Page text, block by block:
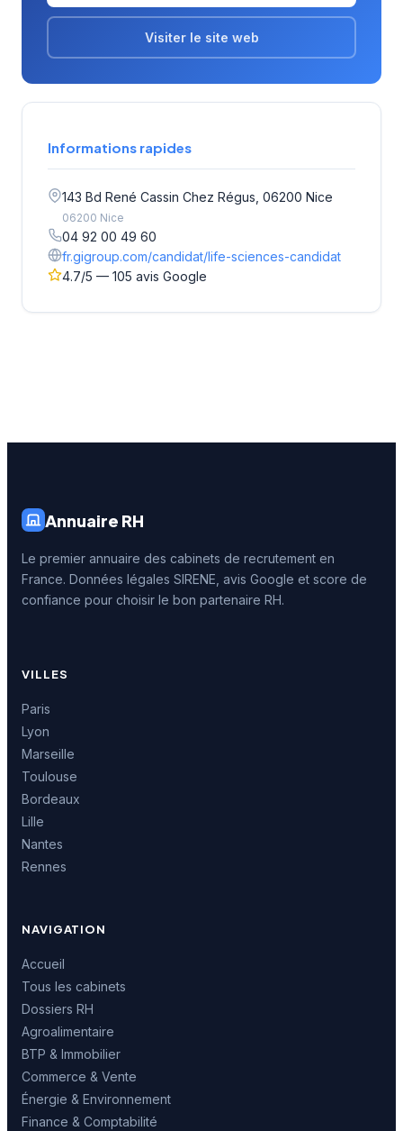
Visiter le site web
Informations rapides
143 Bd René Cassin Chez Régus, 06200 Nice
06200 Nice
04 92 00 49 60
fr.gigroup.com/candidat/life-sciences-candidat
4.7/5 — 105 avis Google
Annuaire RH
Le premier annuaire des cabinets de recrutement en
France. Données légales SIRENE, avis Google et score de
confiance pour choisir le bon partenaire RH.
VILLES
Paris
Lyon
Marseille
Toulouse
Bordeaux
Lille
Nantes
Rennes
NAVIGATION
Accueil
Tous les cabinets
Dossiers RH
Agroalimentaire
BTP & Immobilier
Commerce & Vente
Énergie & Environnement
Finance & Comptabilité